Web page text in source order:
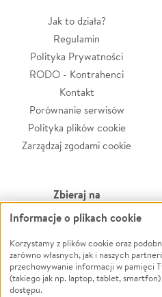
Jak to działa?
Regulamin
Polityka Prywatności
RODO - Kontrahenci
Kontakt
Porównanie serwisów
Polityka plików cookie
Zarządzaj zgodami cookie
Zbieraj na
Leczenie
Zwierzęta
Pożar
Ukraina
Informacje o plikach cookie
Korzystamy z plików cookie oraz
zarówno własnych, jak i naszych
przechowywanie informacji w pamięci
(takiego jak np. laptop, tablet,
dostępu.